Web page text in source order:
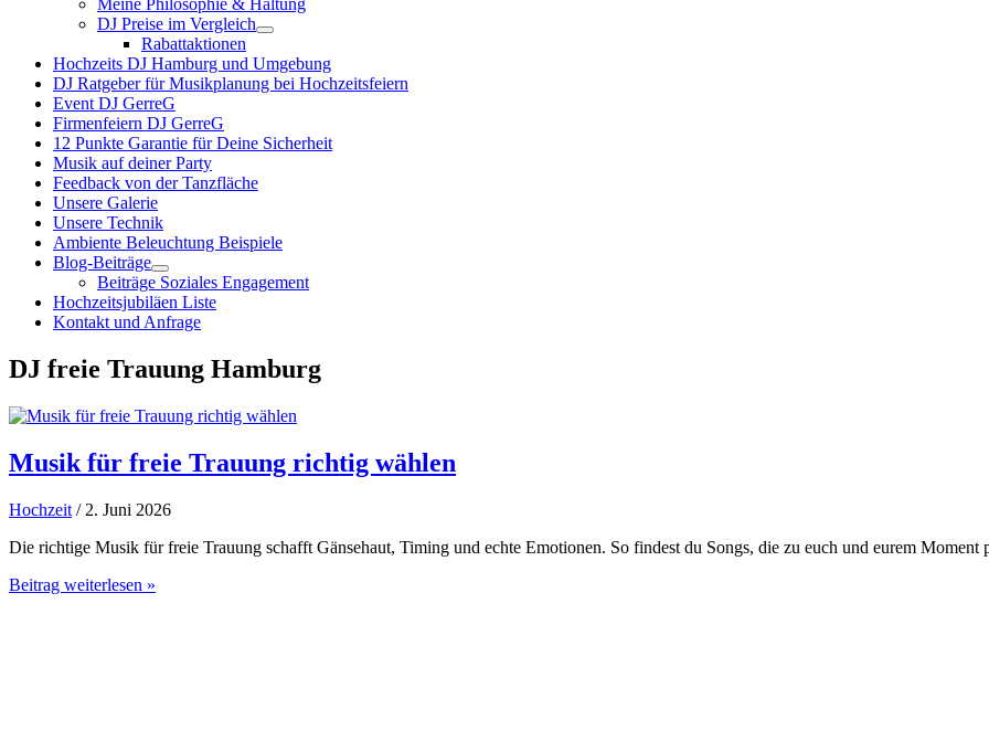
Meine Philosophie & Haltung
DJ Preise im Vergleich
Rabattaktionen
Hochzeits DJ Hamburg und Umgebung
DJ Ratgeber für Musikplanung bei Hochzeitsfeiern
Event DJ GerreG
Firmenfeiern DJ GerreG
12 Punkte Garantie für Deine Sicherheit
Musik auf deiner Party
Feedback von der Tanzfläche
Unsere Galerie
Unsere Technik
Ambiente Beleuchtung Beispiele
Blog-Beiträge
Beiträge Soziales Engagement
Hochzeitsjubiläen Liste
Kontakt und Anfrage
DJ freie Trauung Hamburg
Musik für freie Trauung richtig wählen
Hochzeit / 2. Juni 2026
Die richtige Musik für freie Trauung schafft Gänsehaut, Timing und echte Emotionen. So findest du Songs, die zu euch und eurem Moment
Musik
Beitrag weiterlesen »